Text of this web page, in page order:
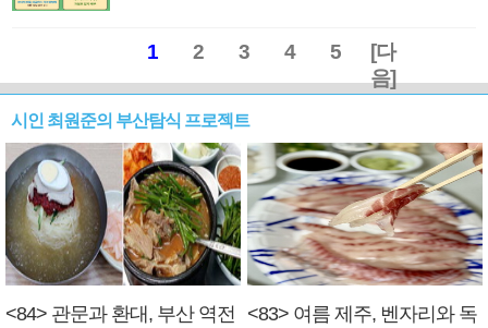
1 2 3 4 5
[다
음]
시인 최원준의 부산탐식 프로젝트
<84> 관문과 환대, 부산 역전
<83> 여름 제주, 벤자리와 독